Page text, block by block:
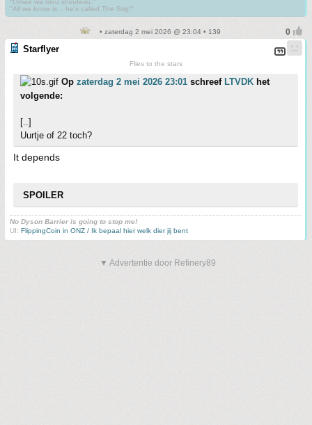
"Omae wa mou shindeiru."
"All we know is... he's called The Stig!"
• zaterdag 2 mei 2026 @ 23:04 • 139
Starflyer
Flies to the stars
Op zaterdag 2 mei 2026 23:01 schreef LTVDK het
volgende:
[..]
Uurtje of 22 toch?
It depends
SPOILER
No Dyson Barrier is going to stop me!
UI: FlippingCoin in ONZ / Ik bepaal hier welk dier jij bent
▼ Advertentie door Refinery89